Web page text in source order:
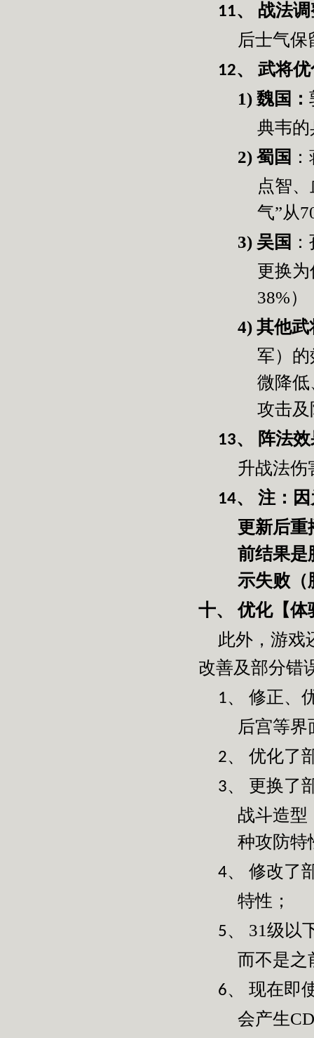
11、
战法
后士气保
12、
武将
1) 魏国：
典韦
2) 蜀国
点智
气”从
3) 吴国
更换
38%）
4) 其他武
军）的
微降低
攻击
13、
阵法
升战法伤
14、
注：
更新后重
前结果是
示失败（
十、
优化【体
此外，游戏
改善及部分错
1、
修正、
后宫等
2、 优化了
3、
更换了
战斗造型
种攻防特
4、
修改了
特性；
5、 31级以
而不是之
6、
现在即
会产生CD